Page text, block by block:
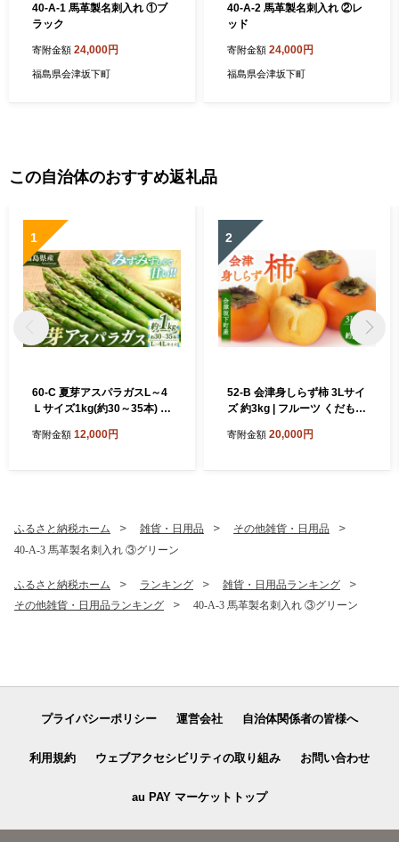
40-A-1 馬革製名刺入れ ①ブ
ラック
寄附金額 24,000円
福島県会津坂下町
40-A-2 馬革製名刺入れ ②レ
ッド
寄附金額 24,000円
福島県会津坂下町
この自治体のおすすめ返礼品
1
60-C 夏芽アスパラガスL～4
Ｌサイズ1kg(約30～35本) ※
寄附金額 12,000円
2
52-B 会津身しらず柿 3Lサイ
ズ 約3kg | フルーツ くだもの
福島県 会津坂下町 ※2026年
寄附金額 20,000円
ふるさと納税ホーム 雑貨・日用品
その他雑貨・日用品
40-A-3 馬革製名刺入れ ③グリーン
ふるさと納税ホーム ランキング
雑貨・日用品ランキング
その他雑貨・日用品ランキング
40-A-3 馬革製名刺入れ ③グリーン
プライバシーポリシー 運営会社 自治体関係者の皆様へ
利用規約 ウェブアクセシビリティの取り組み お問い合わせ
au PAY マーケットトップ